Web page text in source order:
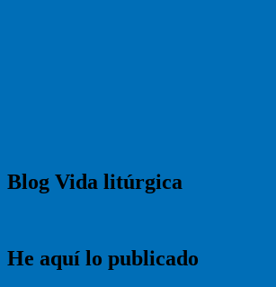
Blog Vida litúrgica
He aquí lo publicado